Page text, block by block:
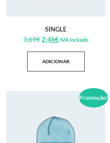
SINGLE
3,69€ 2,46€ IVA incluido
ADICIONAR
Promoção!